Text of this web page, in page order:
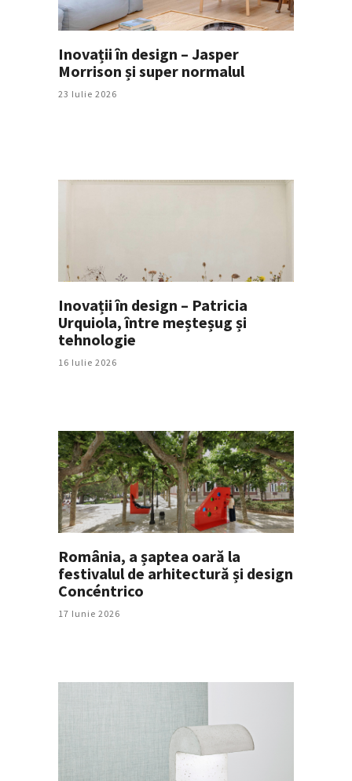
Inovații în design – Jasper
Morrison și super normalul
23 Iulie 2026
Inovații în design – Patricia
Urquiola, între meșteșug și
tehnologie
16 Iulie 2026
România, a șaptea oară la
festivalul de arhitectură și design
Concéntrico
17 Iunie 2026